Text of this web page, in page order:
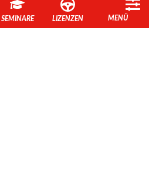
SEMINARE LIZENZEN MENÜ